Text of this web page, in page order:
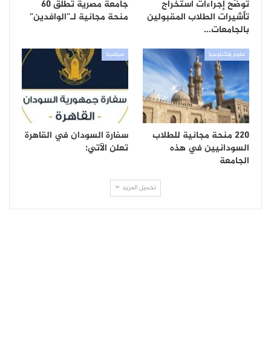
توضّح إجراءات استخراج
تأشيرات الطلاب المقبولين
بالجامعات…
جامعة مصرية تطلق 60
منحة مجانية لـ”الوافدين”
علوم وتكنلوجيا
220 منحة مجانية للطلاب
السودانيين في هذه
الجامعة
سياسية
سفارة السودان في القاهرة
تعلن الآتي:
تحميل المزيد